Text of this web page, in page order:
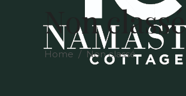
Non classé
Home / Non classé